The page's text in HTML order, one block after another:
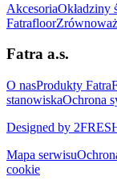
AkcesoriaOkładziny
Fatrafloor
Fatra a.s.
O nasProdukty Fatra
stanowiskaOchrona
Designed by
Mapa serwisu
cookie